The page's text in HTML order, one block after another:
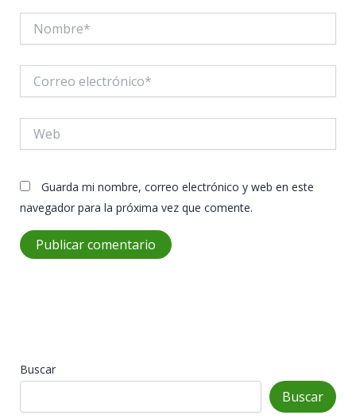
electrónico*
Guarda mi nombre, correo electrónico y web en este
navegador para la próxima vez que comente.
Buscar
Buscar